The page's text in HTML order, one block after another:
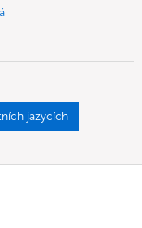
jazycích